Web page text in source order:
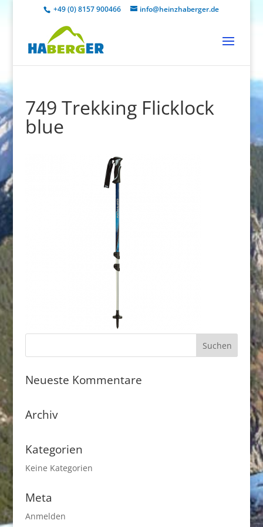
+49 (0) 8157 900466 info@heinzhaberger.de
749 Trekking Flicklock
blue
Neueste Kommentare
Archiv
Kategorien
Keine Kategorien
Meta
Anmelden